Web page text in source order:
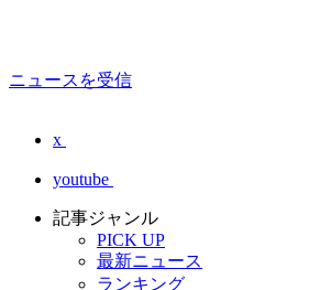
ニュースを受信
x
youtube
記事ジャンル
PICK UP
最新ニュース
ランキング